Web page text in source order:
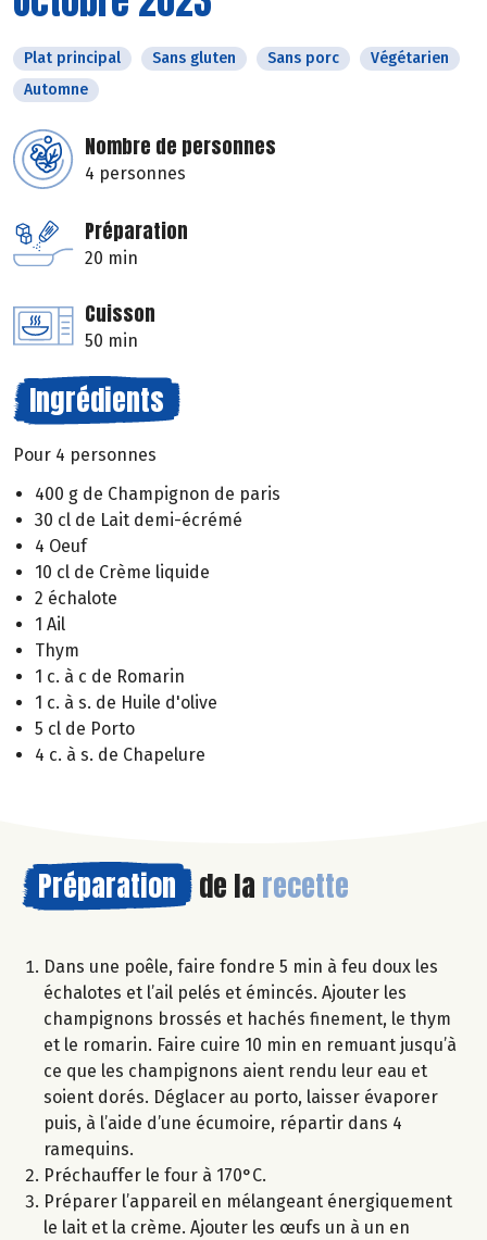
Plat principal Sans gluten Sans porc
Végétarien
Automne
Nombre de personnes
4 personnes
Préparation
20 min
Cuisson
50 min
Ingrédients
Pour 4 personnes
400 g de Champignon de paris
30 cl de Lait demi-écrémé
4 Oeuf
10 cl de Crème liquide
2 échalote
1 Ail
Thym
1 c. à c de Romarin
1 c. à s. de Huile d'olive
5 cl de Porto
4 c. à s. de Chapelure
Préparation de la recette
Dans une poêle, faire fondre 5 min à feu doux les
échalotes et l’ail pelés et émincés. Ajouter les
champignons brossés et hachés finement, le thym
et le romarin. Faire cuire 10 min en remuant jusqu’à
ce que les champignons aient rendu leur eau et
soient dorés. Déglacer au porto, laisser évaporer
puis, à l’aide d’une écumoire, répartir dans 4
ramequins.
Préchauffer le four à 170°C.
Préparer l’appareil en mélangeant énergiquement
le lait et la crème. Ajouter les œufs un à un en